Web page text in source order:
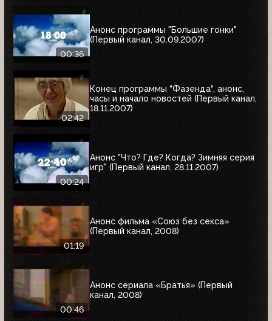
00:36
Анонс программы "Большие гонки"
(Первый канал, 30.09.2007)
02:42
Конец программы “Фазенда“, анонс,
часы и начало новостей (Первый канал,
18.11.2007)
00:24
Анонс "Что? Где? Когда? Зимняя серия
игр" (Первый канал, 28.11.2007)
01:19
Анонс фильма «Союз без секса»
(Первый канал, 2008)
00:46
Анонс сериала «Братья» (Первый
канал, 2008)